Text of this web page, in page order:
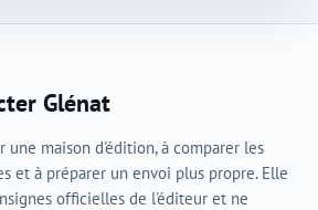
Glénat
une maison d'édition, à comparer les
et à préparer un envoi plus propre. Elle
officielles de l'éditeur et ne